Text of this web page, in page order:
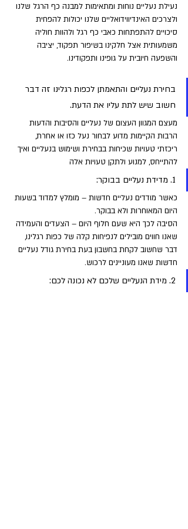
נעילת נעליים נוחות ומתאימות למבנה כף הרגל שלנו
ולצרכים האינדיווידואליים שלנו יכולות להפחית
סיכויים להתפתחות כאבי כף רגל ולהוות חוליה
משמעותית אצל חלקינו בשיפור תפקוד, יציבה
והשפעה חיובית על גופינו ותפקודינו.
בחירת נעליים והתאמתן לכפות רגלינו זה דבר
חשוב שיש לתת עליו את הדעת.
מעצם המגוון העצום של נעליים והסיבות והדעות
הרבות הקיימות מדוע לבחור נעל כזו או אחרת,
ריכזתי טעויות שכיחות בבחירת ושימוש בנעליים ואיך
להתייחס, למנוע ולתקן טעויות אלה
1. מדידת נעליים בבוקר:
כאשר מודדים נעליים חדשות – מומלץ למדוד בשעות
היום המאוחרות ולא בבוקר.
הסיבה לכך היא שעם חלוף היום – הצעדים והעמידה
שאנו חווים מובילים לנפיחות קלה של כפות רגלינו,
דבר שחשוב לקחת בחשבון בעת בחירת גודל נעליים
חדשות שאנו מעוניינים לרכוש.
2. מידת הנעליים שלכם לא נכונה לכם: